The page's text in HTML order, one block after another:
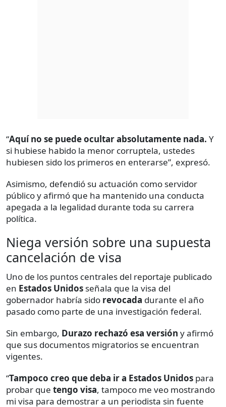
“Aquí no se puede ocultar absolutamente nada. Y
si hubiese habido la menor corruptela, ustedes
hubiesen sido los primeros en enterarse”, expresó.
Asimismo, defendió su actuación como servidor
público y afirmó que ha mantenido una conducta
apegada a la legalidad durante toda su carrera
política.
Niega versión sobre una supuesta
cancelación de visa
Uno de los puntos centrales del reportaje publicado
en Estados Unidos señala que la visa del
gobernador habría sido revocada durante el año
pasado como parte de una investigación federal.
Sin embargo, Durazo rechazó esa versión y afirmó
que sus documentos migratorios se encuentran
vigentes.
“Tampoco creo que deba ir a Estados Unidos para
probar que tengo visa, tampoco me veo mostrando
mi visa para demostrar a un periodista sin fuente